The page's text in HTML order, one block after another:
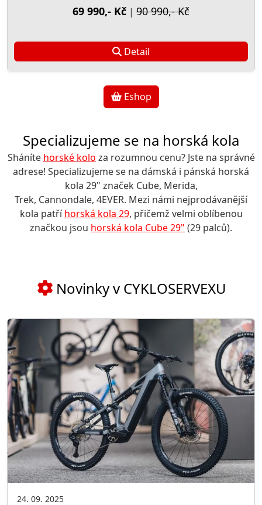
69 990,- Kč | 90 990,- Kč
Detail
Eshop
Specializujeme se na horská kola
Sháníte horské kolo za rozumnou cenu? Jste na správné
adrese! Specializujeme se na dámská i pánská horská
kola 29" značek Cube, Merida,
Trek, Cannondale, 4EVER. Mezi námi nejprodávanější
kola patříhorská kola 29, přičemž velmi oblíbenou
značkou jsou horská kola Cube 29" (29 palců).
Novinky v CYKLOSERVEXU
24. 09. 2025